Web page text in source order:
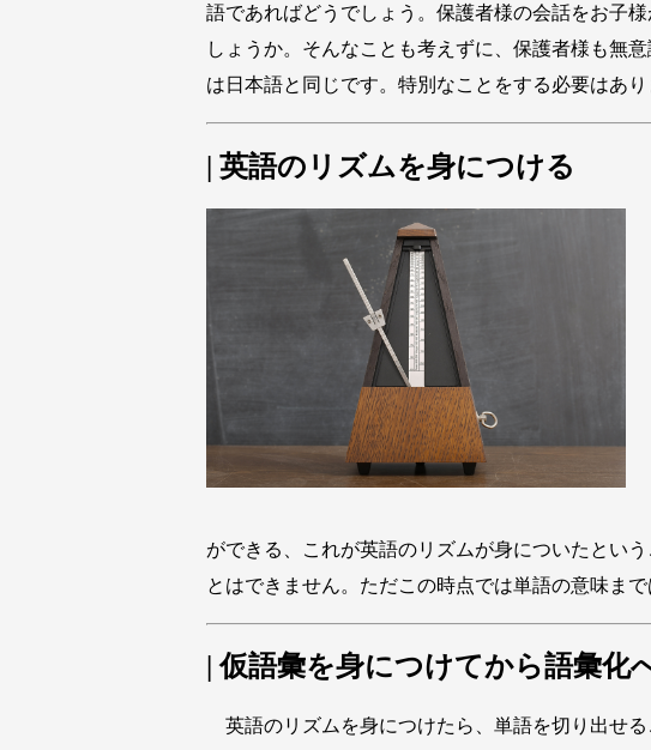
語であればどうでしょう。保護者様の会話をお子
しょうか。そんなことも考えずに、保護者様も無
は日本語と同じです。特別なことをする必要はあり
| 英語のリズムを身につける
ができる、これが英語のリズムが身についたとい
とはできません。ただこの時点では単語の意味ま
| 仮語彙を身につけてから語彙化
英語のリズムを身につけたら、単語を切り出せ